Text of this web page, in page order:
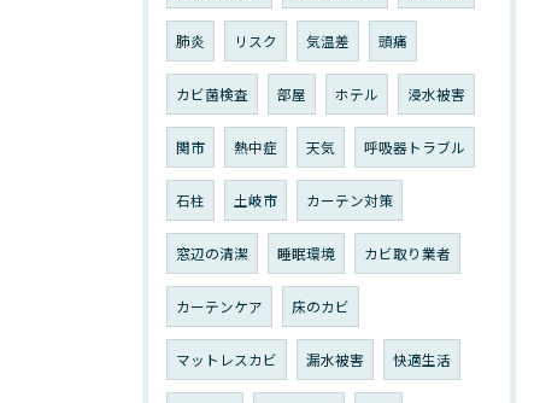
肺炎 リスク 気温差 頭痛
カビ菌検査 部屋 ホテル 浸水被害
関市 熱中症 天気 呼吸器トラブル
石柱 土岐市 カーテン対策
窓辺の清潔 睡眠環境 カビ取り業者
カーテンケア 床のカビ
マットレスカビ 漏水被害 快適生活